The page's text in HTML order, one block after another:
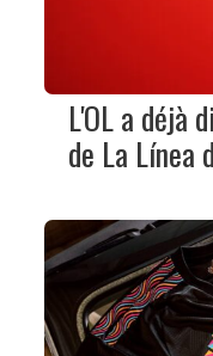
L'OL a déjà
de La Línea